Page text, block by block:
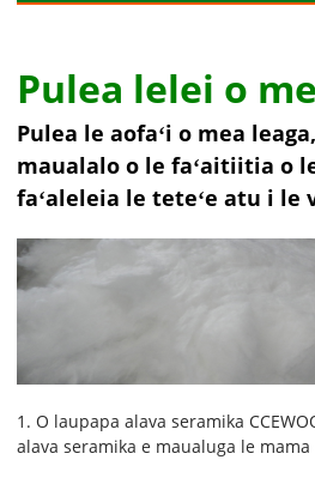
Pulea lelei o
Pulea le aofaʻi o mea
maualalo o le faʻaitiitia o
faʻaleleia le teteʻe atu i le
1. O laupapa alava seramika
alava seramika e maualuga le